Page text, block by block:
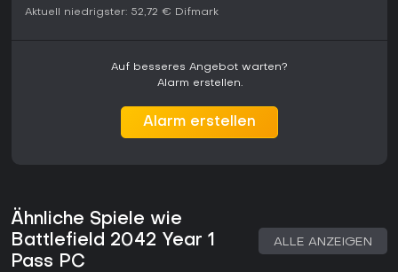
Aktuell niedrigster: 52,72 € Difmark
Auf besseres Angebot warten?
Alarm erstellen.
Alarm erstellen
Ähnliche Spiele wie
Battlefield 2042 Year 1
Pass PC
ALLE ANZEIGEN